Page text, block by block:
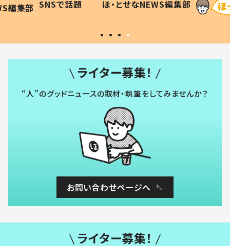
編集部 #令和の子
SNSで話題 ほ・とせなNEWS編集部
い」
ライター募集！
“人”のグッドニュースの取材・執筆をしてみませんか？
お問い合わせページへ
ライター募集！